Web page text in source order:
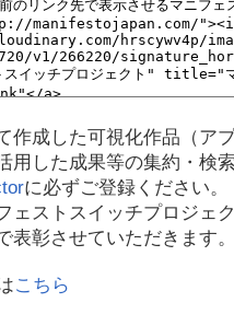
作成した可視化作品（ア
用した成果等の集約・検索
に必ずご登録ください。
ェストスイッチプロジェ
表彰させていただきます。
こちら